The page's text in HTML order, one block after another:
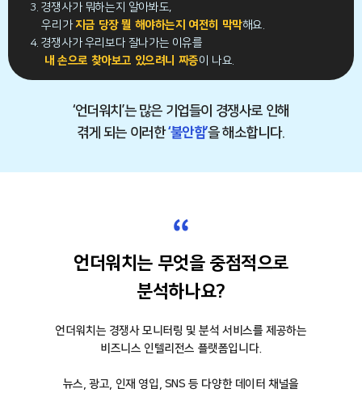
3. 경쟁사가 뭐하는지 알아봐도,
우리가지금 당장 뭘 해야하는지 여전히 막막해요.
4. 경쟁사가 우리보다 잘나가는 이유를
내 손으로 찾아보고 있으려니 짜증이 나요.
‘언더워치’는 많은 기업들이 경쟁사로 인해
겪게 되는 이러한‘불안함’을 해소합니다.
“
언더워치는 무엇을 중점적으로
분석하나요?
언더워치는 경쟁사 모니터링 및 분석 서비스를 제공하는
비즈니스 인텔리전스 플랫폼입니다.
뉴스, 광고, 인재 영입, SNS 등 다양한 데이터 채널을